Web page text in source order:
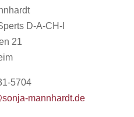
D-A-CH-I
21
5704
mannhardt.de